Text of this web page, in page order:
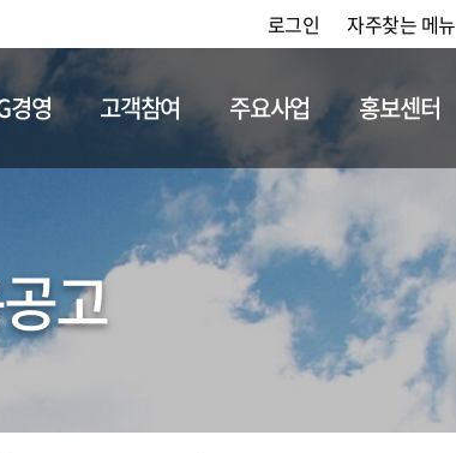
로그인 자주찾는 메뉴
채용정보
경영 고객참여 주요사업 홍보센터
고